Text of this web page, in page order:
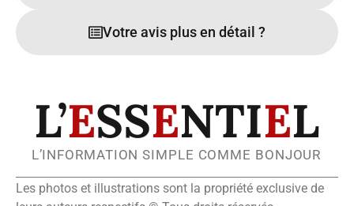
Votre avis plus en détail ?
L’ESSENTIEL
L’INFORMATION SIMPLE COMME BONJOUR
Les photos et illustrations sont la propriété exclusive de